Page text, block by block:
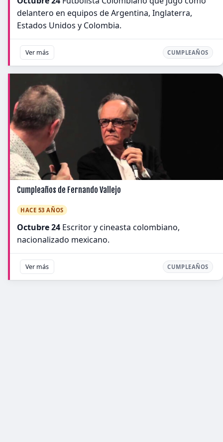
delantero en equipos de Argentina, Inglaterra,
Estados Unidos y Colombia.
Ver más CUMPLEAÑOS
Cumpleaños de Fernando Vallejo
HACE 53 AÑOS
Octubre 24 Escritor y cineasta colombiano,
nacionalizado mexicano.
Ver más CUMPLEAÑOS